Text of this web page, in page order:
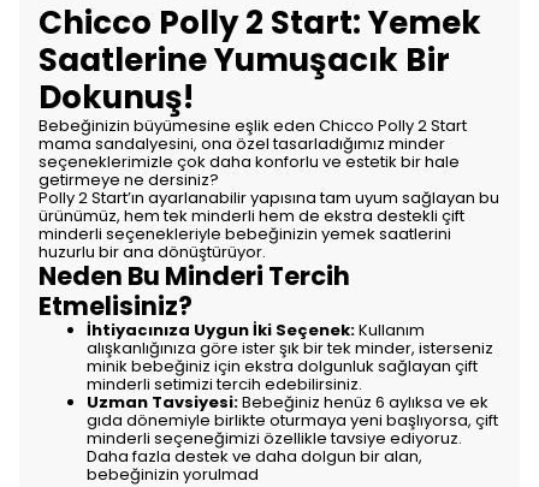
Chicco Polly 2 Start: Yemek
Saatlerine Yumuşacık Bir
Dokunuş!
Bebeğinizin büyümesine eşlik eden Chicco Polly 2 Start
mama sandalyesini, ona özel tasarladığımız minder
seçeneklerimizle çok daha konforlu ve estetik bir hale
getirmeye ne dersiniz?
Polly 2 Start’ın ayarlanabilir yapısına tam uyum sağlayan bu
ürünümüz, hem tek minderli hem de ekstra destekli çift
minderli seçenekleriyle bebeğinizin yemek saatlerini
huzurlu bir ana dönüştürüyor.
Neden Bu Minderi Tercih
Etmelisiniz?
İhtiyacınıza Uygun İki Seçenek:Kullanım
alışkanlığınıza göre ister şık bir tek minder, isterseniz
minik bebeğiniz için ekstra dolgunluk sağlayan çift
minderli setimizi tercih edebilirsiniz.
Uzman Tavsiyesi:Bebeğiniz henüz 6 aylıksa ve ek
gıda dönemiyle birlikte oturmaya yeni başlıyorsa, çift
minderli seçeneğimizi özellikle tavsiye ediyoruz.
Daha fazla destek ve daha dolgun bir alan,
bebeğinizin yorulmad